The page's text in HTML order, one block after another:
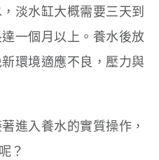
淡水缸大概需要三天到
一個月以上。養水後放
環境適應不良，壓力與
進入養水的實質操作，
？